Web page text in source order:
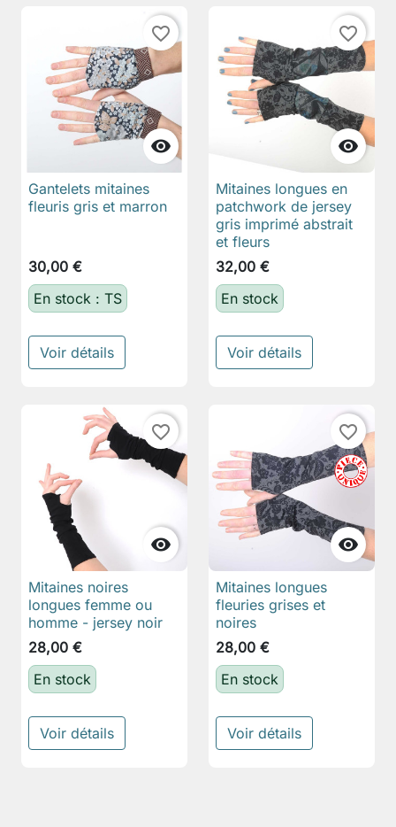

favorite_border
Gantelets mitaines
fleuris gris et marron
30,00 €
En stock : TS
Voir détails

favorite_border
Mitaines longues en
patchwork de jersey
gris imprimé abstrait
et fleurs
32,00 €
En stock
Voir détails

favorite_border
Mitaines noires
longues femme ou
homme - jersey noir
28,00 €
En stock
Voir détails

favorite_border
Mitaines longues
fleuries grises et
noires
28,00 €
En stock
Voir détails